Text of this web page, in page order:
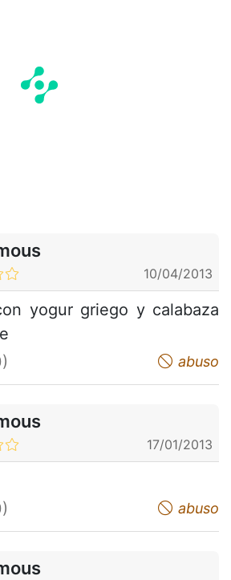
10/04/2013
yogur griego y calabaza
not appreciate abuso
17/01/2013
not appreciate abuso